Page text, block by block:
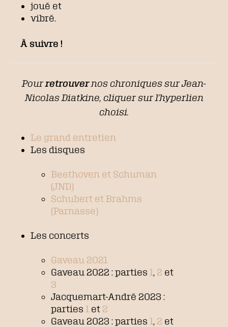
joué et
vibré.
À suivre !
Pourretrouver nos chroniques sur Jean-
Nicolas Diatkine, cliquer sur l’hyperlien
choisi.
Le grand entretien
Les disques
Beethoven et Schuman
(JND)
Schubert et Brahms
(Parnasse)
Les concerts
Gaveau 2021
Gaveau 2022 : parties 1, 2 et
3
Jacquemart-André 2023 :
parties 1 et 2
Gaveau 2023 : parties 1, 2 et